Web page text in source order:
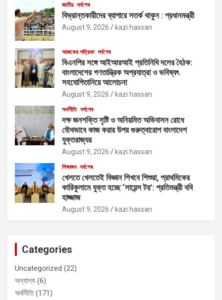
জাতীয় সর্বশেষ
বিভ্রান্তকারীদের ব্যাপারে সতর্ক থাকুন : প্রধানমন্ত্রী
August 9, 2026 kazi hassan
আজকের পত্রিকা সর্বশেষ
বিএনপির সঙ্গে আইআরআই প্রতিনিধি দলের বৈঠক:
বাংলাদেশের গণতান্ত্রিক অগ্রযাত্রা ও ভবিষ্যৎ
সহযোগিতানিয়ে আলোচনা
August 9, 2026 kazi hassan
অর্থনীতি সর্বশেষ
দক্ষ জনশক্তি সৃষ্টি ও অনিয়মিত অভিবাসন রোধে
যৌথভাবে কাজ করার উপর গুরুত্বারোপ বাংলাদেশ
যুক্তরাজ্যর
August 9, 2026 kazi hassan
শিক্ষাঙ্গন সর্বশেষ
খেলতে খেলতেই বিজ্ঞান শিখবে শিশুরা, প্রাথমিকের
কারিকুলামে যুক্ত হচ্ছে ‘সায়েন্স টয়’: প্রতিমন্ত্রী ববি
হাজ্জাজ
August 9, 2026 kazi hassan
Categories
Uncategorized (22)
অন্যান্য (6)
অর্থনীতি(171)